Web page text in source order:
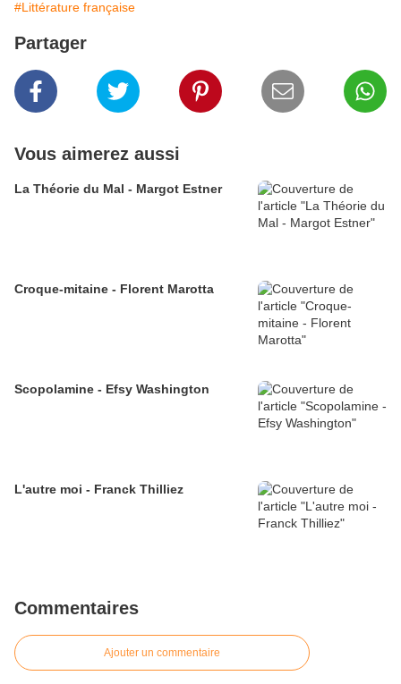
#Littérature française
Partager
Vous aimerez aussi
La Théorie du Mal - Margot Estner
Croque-mitaine - Florent Marotta
Scopolamine - Efsy Washington
L'autre moi - Franck Thilliez
Commentaires
Ajouter un commentaire